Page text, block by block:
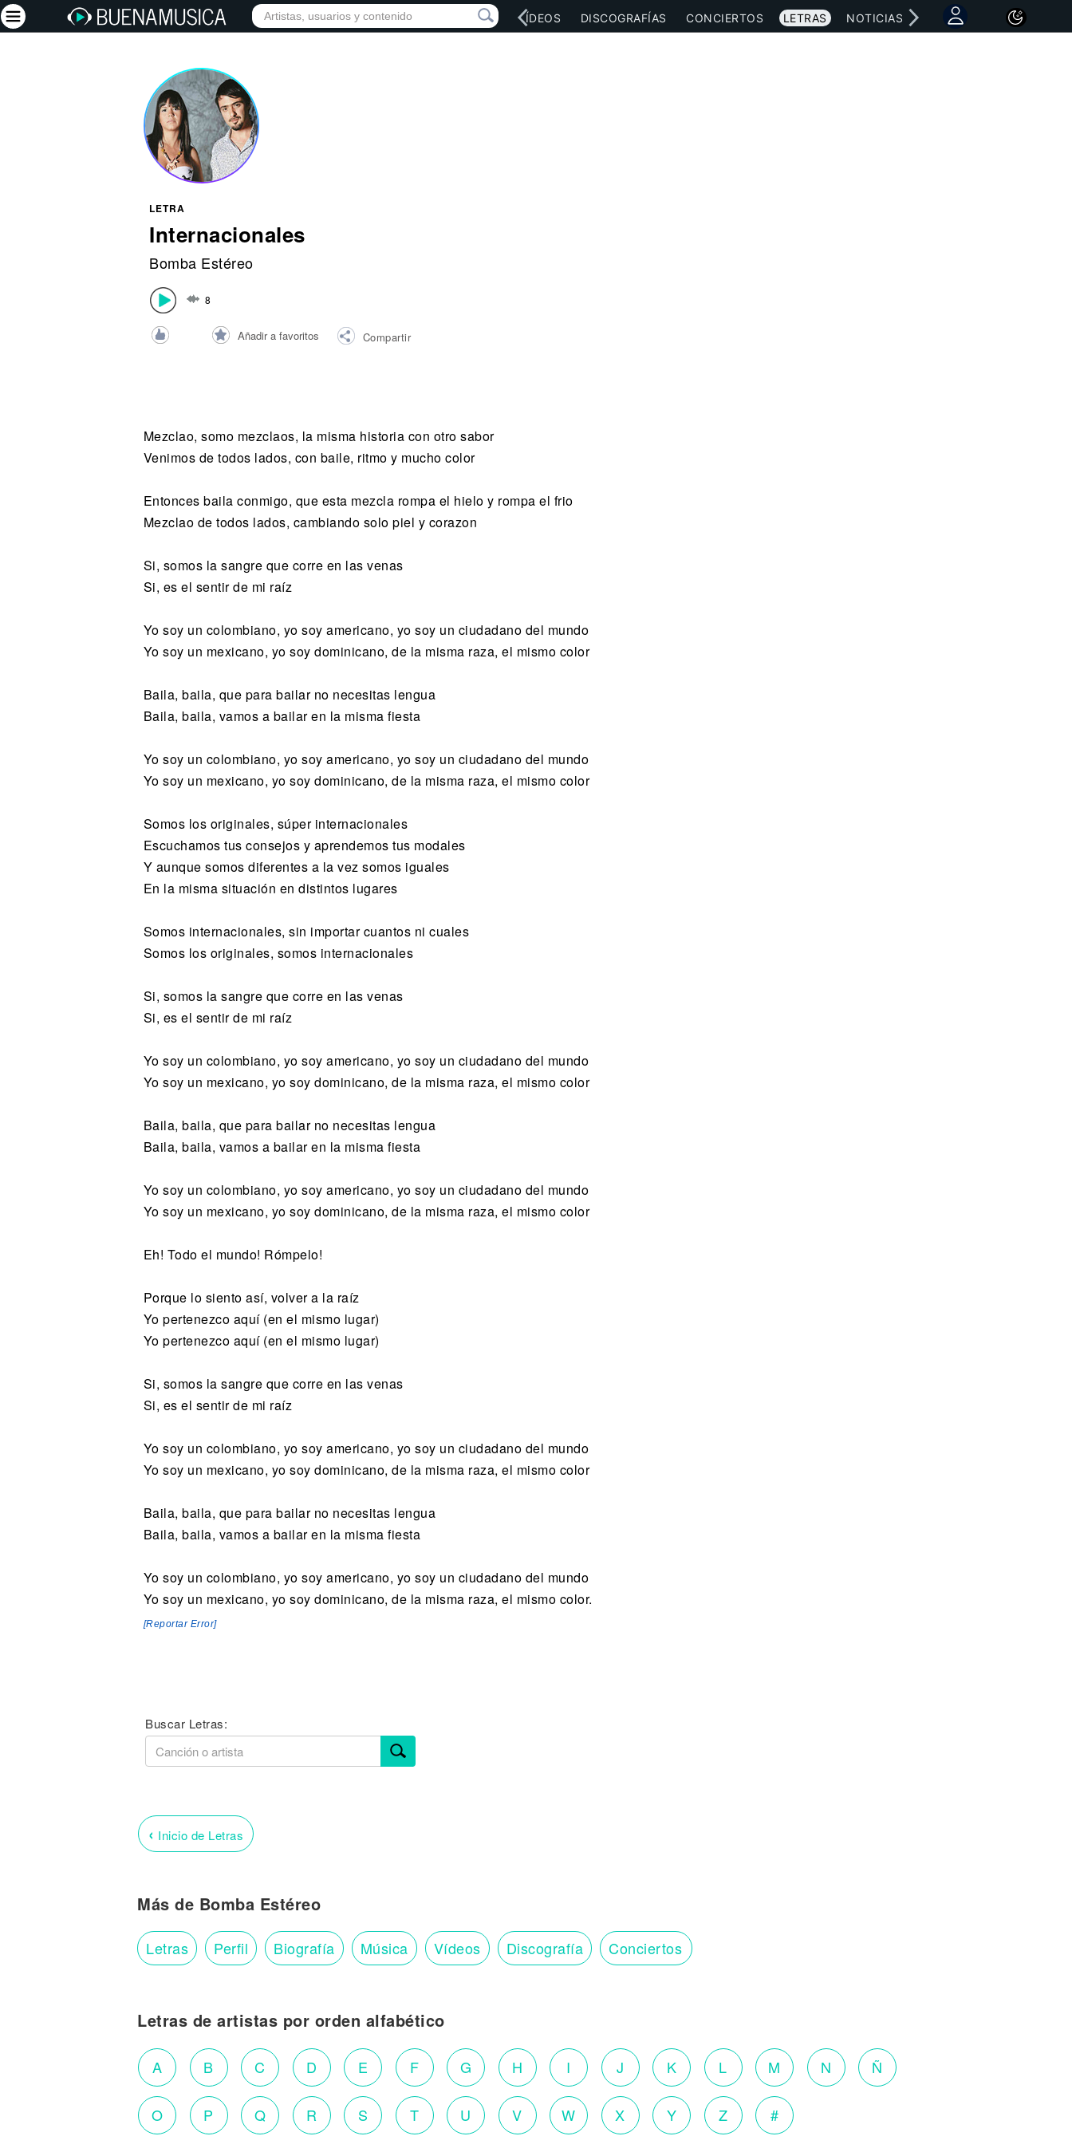
INICIO ARTISTAS RED SOCIAL MÚSICA VÍDEOS DISCOGRAFÍAS CONCIERTOS LETRAS NOTICIAS
LETRA
Internacionales
Bomba Estéreo
8
Añadir a favoritos Compartir
Mezclao, somo mezclaos, la misma historia con otro sabor
Venimos de todos lados, con baile, ritmo y mucho color
Entonces baila conmigo, que esta mezcla rompa el hielo y rompa el frio
Mezclao de todos lados, cambiando solo piel y corazon
Si, somos la sangre que corre en las venas
Si, es el sentir de mi raíz
Yo soy un colombiano, yo soy americano, yo soy un ciudadano del mundo
Yo soy un mexicano, yo soy dominicano, de la misma raza, el mismo color
Baila, baila, que para bailar no necesitas lengua
Baila, baila, vamos a bailar en la misma fiesta
Yo soy un colombiano, yo soy americano, yo soy un ciudadano del mundo
Yo soy un mexicano, yo soy dominicano, de la misma raza, el mismo color
Somos los originales, súper internacionales
Escuchamos tus consejos y aprendemos tus modales
Y aunque somos diferentes a la vez somos iguales
En la misma situación en distintos lugares
Somos internacionales, sin importar cuantos ni cuales
Somos los originales, somos internacionales
Si, somos la sangre que corre en las venas
Si, es el sentir de mi raíz
Yo soy un colombiano, yo soy americano, yo soy un ciudadano del mundo
Yo soy un mexicano, yo soy dominicano, de la misma raza, el mismo color
Baila, baila, que para bailar no necesitas lengua
Baila, baila, vamos a bailar en la misma fiesta
Yo soy un colombiano, yo soy americano, yo soy un ciudadano del mundo
Yo soy un mexicano, yo soy dominicano, de la misma raza, el mismo color
Eh! Todo el mundo! Rómpelo!
Porque lo siento así, volver a la raíz
Yo pertenezco aquí (en el mismo lugar)
Yo pertenezco aquí (en el mismo lugar)
Si, somos la sangre que corre en las venas
Si, es el sentir de mi raíz
Yo soy un colombiano, yo soy americano, yo soy un ciudadano del mundo
Yo soy un mexicano, yo soy dominicano, de la misma raza, el mismo color
Baila, baila, que para bailar no necesitas lengua
Baila, baila, vamos a bailar en la misma fiesta
Yo soy un colombiano, yo soy americano, yo soy un ciudadano del mundo
Yo soy un mexicano, yo soy dominicano, de la misma raza, el mismo color.
[Reportar Error]
Buscar Letras:
‹ Inicio de Letras
Más de Bomba Estéreo
Letras Perfil Biografía Música Vídeos Discografía Conciertos
Letras de artistas por orden alfabético
A B C D E F G H I J K L M N Ñ
O P Q R S T U V W X Y Z #